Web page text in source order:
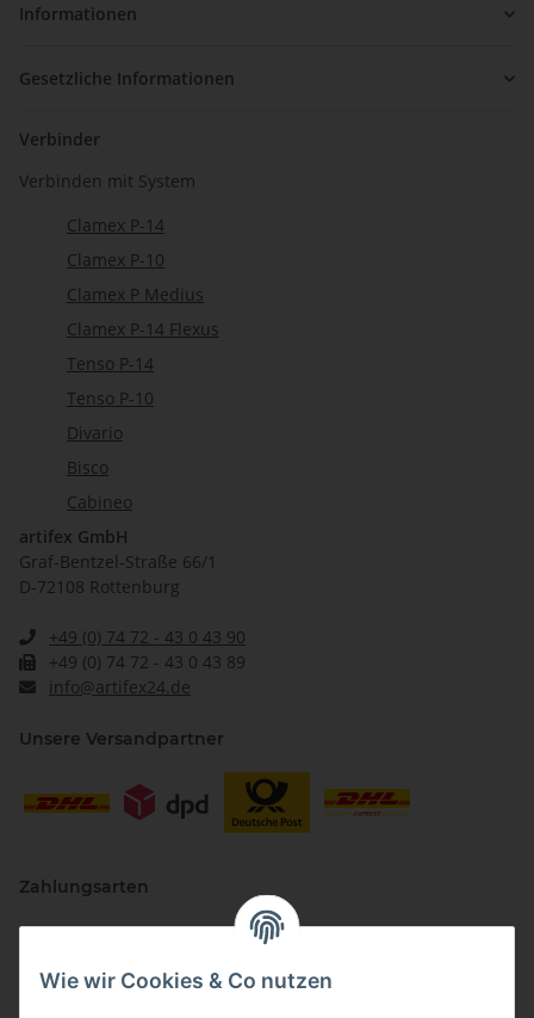
Wie wir Cookies & Co nutzen
Informationen
Gesetzliche Informationen
Verbinder
Verbinden mit System
Clamex P-14
Clamex P-10
Clamex P Medius
Clamex P-14 Flexus
Tenso P-14
Tenso P-10
Divario
Bisco
Cabineo
artifex GmbH
Graf-Bentzel-Straße 66/1
D-72108 Rottenburg
+49 (0) 74 72 - 43 0 43 90
+49 (0) 74 72 - 43 0 43 89
info@artifex24.de
Unsere Versandpartner
Zahlungsarten